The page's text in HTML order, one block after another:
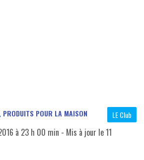
LE Club
PRODUITS POUR LA MAISON
à 23 h 00 min - Mis à jour le11